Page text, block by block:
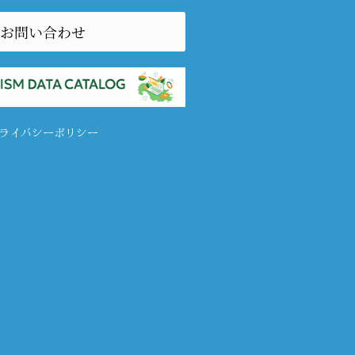
お問い合わせ
イバシーポリシー